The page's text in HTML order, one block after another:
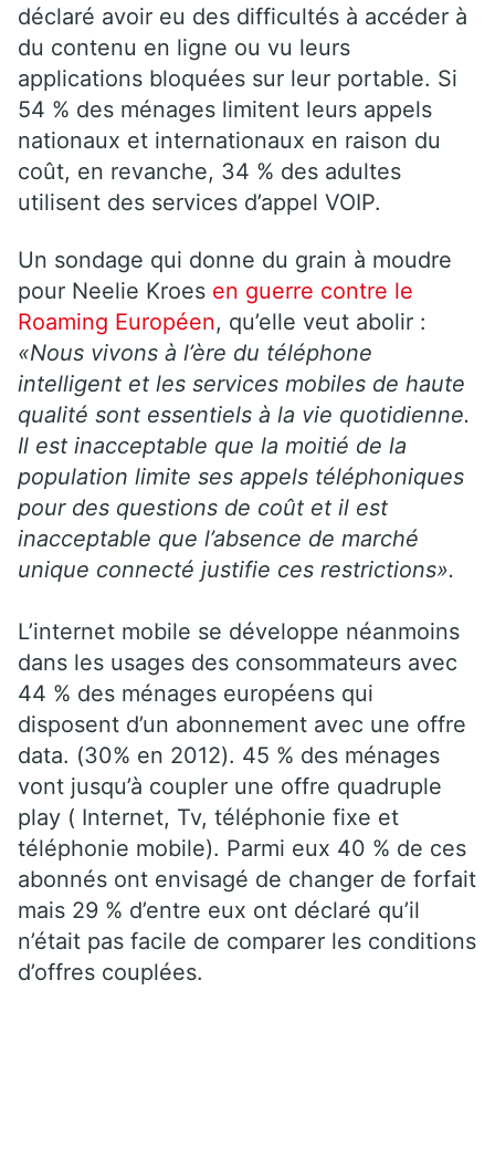
déclaré avoir eu des difficultés à accéder à
du contenu en ligne ou vu leurs
applications bloquées sur leur portable. Si
54 % des ménages limitent leurs appels
nationaux et internationaux en raison du
coût, en revanche, 34 % des adultes
utilisent des services d’appel VOIP.
Un sondage qui donne du grain à moudre
pour Neelie Kroes en guerre contre le
Roaming Européen, qu’elle veut abolir :
«Nous vivons à l’ère du téléphone
intelligent et les services mobiles de haute
qualité sont essentiels à la vie quotidienne.
Il est inacceptable que la moitié de la
population limite ses appels téléphoniques
pour des questions de coût et il est
inacceptable que l’absence de marché
unique connecté justifie ces restrictions».
L’internet mobile se développe néanmoins
dans les usages des consommateurs avec
44 % des ménages européens qui
disposent d’un abonnement avec une offre
data. (30% en 2012). 45 % des ménages
vont jusqu’à coupler une offre quadruple
play ( Internet, Tv, téléphonie fixe et
téléphonie mobile). Parmi eux 40 % de ces
abonnés ont envisagé de changer de forfait
mais 29 % d’entre eux ont déclaré qu’il
n’était pas facile de comparer les conditions
d’offres couplées.